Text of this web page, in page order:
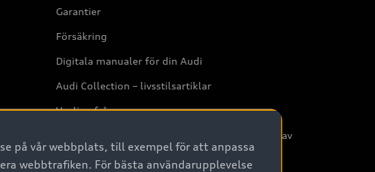
Garantier
Försäkring
Digitala manualer för din Audi
Audi Collection – livsstilsartiklar
Vanliga frågor
2G/3G nätet stängs ned - Hur påverkas min bil av
detta?
på vår webbplats, till exempel för att anpassa
webbtrafiken. För bästa användarupplevelse